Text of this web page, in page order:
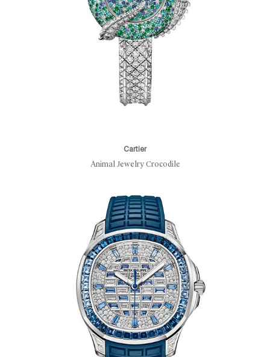
Cartier
Animal Jewelry Crocodile